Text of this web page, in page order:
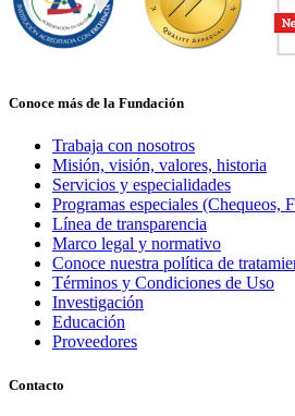
Conoce más de la Fundación
Trabaja con nosotros
Misión, visión, valores, historia
Servicios y especialidades
Programas especiales (Chequeos,
Línea de transparencia
Marco legal y normativo
Conoce nuestra política de
Términos y Condiciones de Uso
Investigación
Educación
Proveedores
Contacto